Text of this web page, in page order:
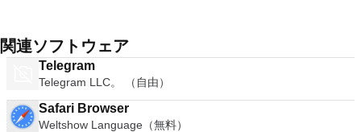
関連ソフトウェア
Telegram
Telegram LLC。 （自由）
Safari Browser
Weltshow Language（無料）